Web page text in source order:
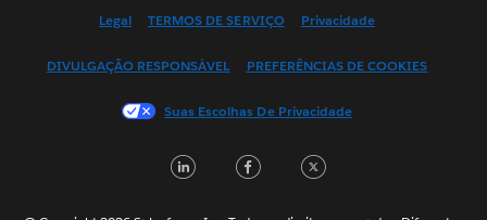
Français (Canada)
日本語
Legal TERMOS DE SERVIÇO Privacidade
DIVULGAÇÃO RESPONSÁVEL PREFERÊNCIAS DE COOKIES
Suas Escolhas De Privacidade
LinkedInFacebook